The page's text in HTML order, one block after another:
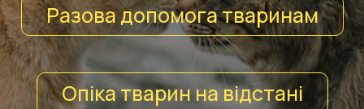
Разова допомога тваринам
Опіка тварин на відстані